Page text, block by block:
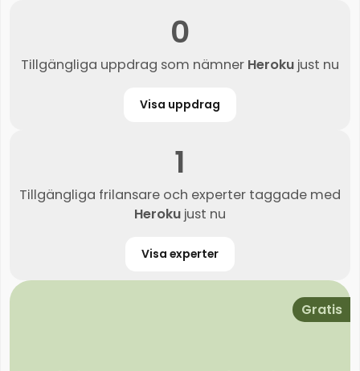
0
Tillgängliga uppdrag som nämner Heroku just nu
Visa uppdrag
1
Tillgängliga frilansare och experter taggade med
Heroku just nu
Visa experter
Gratis